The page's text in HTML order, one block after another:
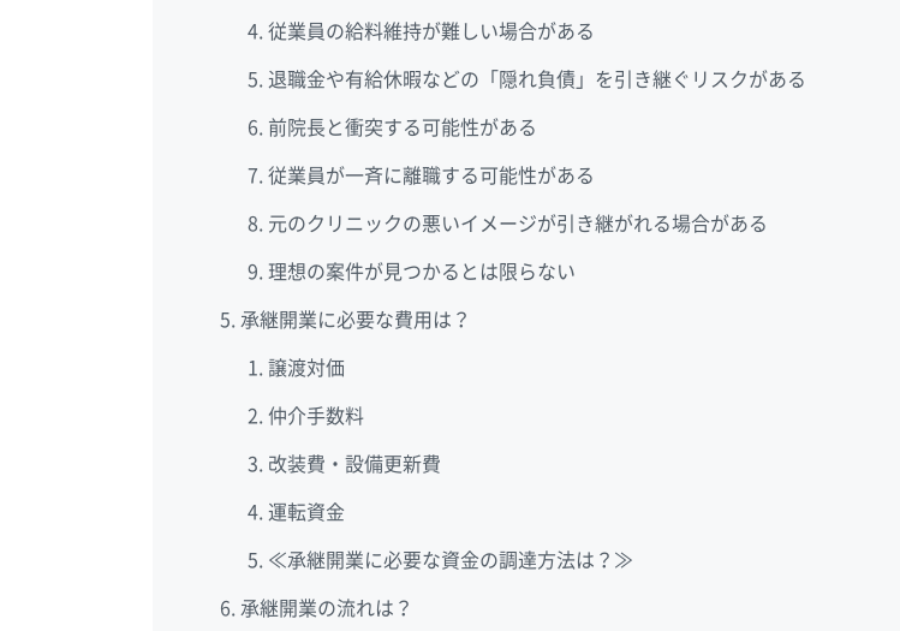
従業員の給料維持が難しい場合がある
退職金や有給休暇などの「隠れ負債」を引き継ぐリスクがある
前院長と衝突する可能性がある
従業員が一斉に離職する可能性がある
元のクリニックの悪いイメージが引き継がれる場合がある
理想の案件が見つかるとは限らない
承継開業に必要な費用は？
譲渡対価
仲介手数料
改装費・設備更新費
運転資金
≪承継開業に必要な資金の調達方法は？≫
承継開業の流れは？